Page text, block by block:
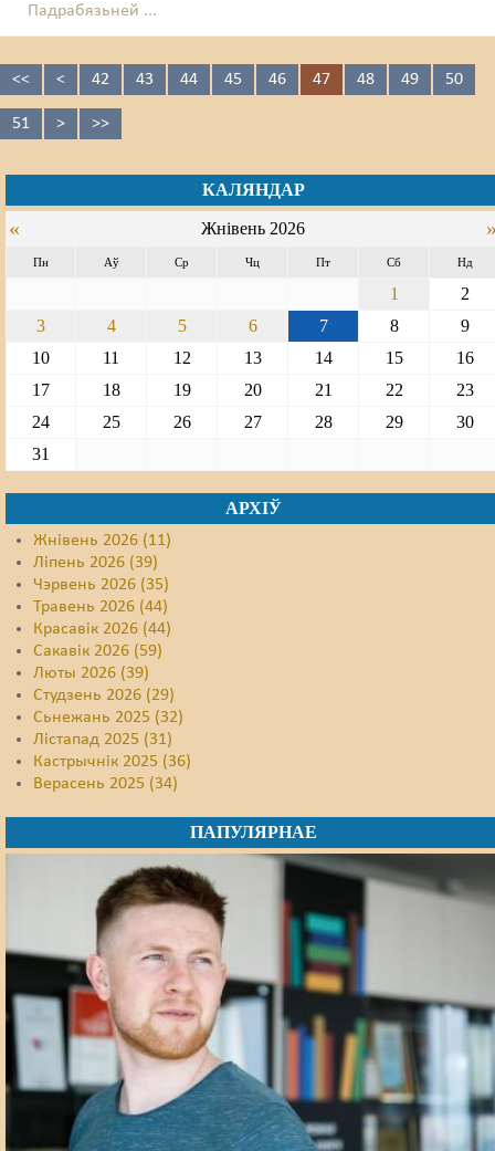
Падрабязьней ...
<< < 42 43 44 45 46 47 48 49 50
51 > >>
КАЛЯНДАР
« Жнівень 2026
Пн Аў Ср Чц Пт Сб Нд
1
2
3
4 5 6 7 8
9
10
11 12 13 14 15
16
17
18 19 20 21 22
23
24
25 26 27 28 29
30
31
АРХІЎ
Жнівень 2026 (11)
Ліпень 2026 (39)
Чэрвень 2026 (35)
Травень 2026 (44)
Красавік 2026 (44)
Сакавік 2026 (59)
Люты 2026 (39)
Студзень 2026 (29)
Сьнежань 2025 (32)
Лістапад 2025 (31)
Кастрычнік 2025 (36)
Верасень 2025 (34)
ПАПУЛЯРНАЕ